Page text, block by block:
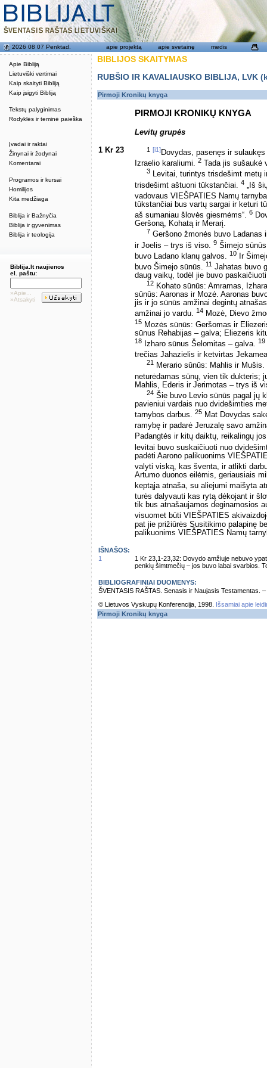
Apie Bibliją
Lietuviški vertimai
Kaip skaityti Bibliją
Kaip įsigyti Bibliją
Tekstų palyginimas
Rodyklės ir teminė paieška
Įvadai ir raktai
Žinynai ir žodynai
Komentarai
Programos ir kursai
Homilijos
Kita medžiaga
Biblija ir Bažnyčia
Biblija ir gyvenimas
Biblija ir teologija
2026 08 07 Penktad. apie projektą apie svetainę medis
Biblija.lt naujienos
el. paštu:
»Apie...
»Atsakyti
BIBLIJOS SKAITYMAS
RUBŠIO IR KAVALIAUSKO BIBLIJA,
Pirmoji Kronikų knyga
PIRMOJI KRONIKŲ KNYGA
Levitų grupės
1 Kr 23 1 [i1]Dovydas, pasenęs ir
Izraelio karaliumi. 2 Tada jis sušaukė
3 Levitai, turintys trisdešimt metų
trisdešimt aštuoni tūkstančiai. 4 „Iš
vadovaus VIEŠPATIES Namų
tūkstančiai bus vartų sargai ir keturi
aš sumaniau šlovės giesmėms“. 6
Geršoną, Kohatą ir Merarį.
7 Geršono žmonės buvo Ladanas
ir Joelis – trys iš viso. 9 Šimejo
buvo Ladano klanų galvos. 10 Ir
buvo Šimejo sūnūs. 11 Jahatas buvo
daug vaikų, todėl jie buvo
12 Kohato sūnūs: Amramas,
sūnūs: Aaronas ir Mozė. Aaronas
jis ir jo sūnūs amžinai degintų
amžinai jo vardu. 14 Mozė, Dievo
15 Mozės sūnūs: Geršomas ir
sūnus Rehabijas – galva; Eliezeris
18 Izharo sūnus Šelomitas – galva. 19
trečias Jahazielis ir ketvirtas
21
Merario sūnūs: Mahlis ir
neturėdamas sūnų, vien tik dukteris;
Mahlis, Ederis ir Jerimotas – trys iš
24 Šie buvo Levio sūnūs pagal jų
pavieniui vardais nuo dvidešimties
tarnybos darbus. 25 Mat Dovydas
ramybę ir padarė Jeruzalę savo
Padangtės ir kitų daiktų, reikalingų
levitai buvo suskaičiuoti nuo
padėti Aarono palikuonims
valyti viską, kas šventa, ir atlikti
Artumo duonos eilėmis, geriausiais
keptąja atnaša, su aliejumi maišyta
turės dalyvauti kas rytą dėkojant ir
tik bus atnašaujamos deginamosios
visuomet būti VIEŠPATIES
pat jie prižiūrės Susitikimo palapinę
palikuonims VIEŠPATIES Namų
IŠNAŠOS:
1
1 Kr 23,1-23,32: Dovydo amžiuje nebuvo
penkių šimtmečių – jos buvo labai svarbios.
BIBLIOGRAFINIAI DUOMENYS:
ŠVENTASIS RAŠTAS. Senasis ir Naujasis Testamentas.
© Lietuvos Vyskupų Konferencija, 1998.
Išsamiai apie
Pirmoji Kronikų knyga